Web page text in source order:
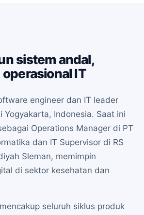
sistem andal,
IT
engineer dan IT leader
Yogyakarta, Indonesia. Saat ini
Operations Manager di PT
dan IT Supervisor di RS
Sleman, memimpin
di sektor kesehatan dan
seluruh siklus produk